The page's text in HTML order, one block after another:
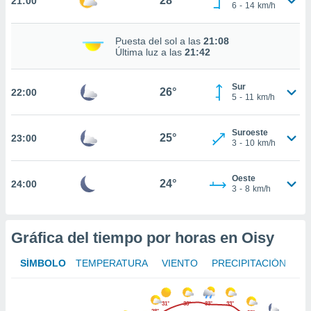
se
ni para
acceder a
abono
6 - 14 km/h
Puesta del sol a las 21:08
Última luz a las 21:42
22:00 26°
Sur
5 - 11 km/h
23:00 25°
Suroeste
3 - 10 km/h
24:00 24°
Oeste
3 - 8 km/h
Gráfica del tiempo por horas en Oisy
SÍMBOLO TEMPERATURA VIENTO PRECIPITACIÓN
31° 33° 33°
33°